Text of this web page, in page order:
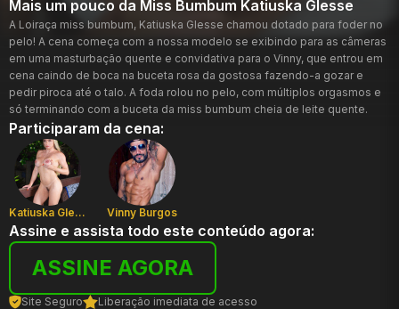
Mais um pouco da Miss Bumbum Katiuska Glesse
A Loiraça miss bumbum, Katiuska Glesse chamou dotado para foder no
pelo! A cena começa com a nossa modelo se exibindo para as câmeras
em uma masturbação quente e convidativa para o Vinny, que entrou em
cena caindo de boca na buceta rosa da gostosa fazendo-a gozar e
pedir piroca até o talo. A foda rolou no pelo, com múltiplos orgasmos e
só terminando com a buceta da miss bumbum cheia de leite quente.
Participaram da cena:
Katiuska Glesse Vinny Burgos
Assine e assista todo este conteúdo agora:
ASSINE AGORA
Site Seguro Liberação imediata de acesso